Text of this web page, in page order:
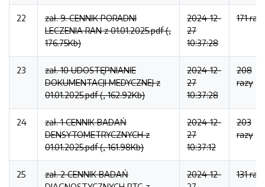
22
zał. 9. CENNIK PORADNI
LECZENIA RAN z 01.01.2025.pdf (,
176.75Kb)
2024-12-
27
10:37:28
171
23
zał. 10 UDOSTĘPNIANIE
DOKUMENTACJI MEDYCZNEJ z
01.01.2025.pdf (, 162.92Kb)
2024-12-
27
10:37:28
208
razy
24
zał. 1 CENNIK BADAŃ
DENSYTOMETRYCZNYCH z
01.01.2025.pdf (, 161.98Kb)
2024-12-
27
10:37:12
203
razy
25
zał. 2 CENNIK BADAŃ
2024-12-
131